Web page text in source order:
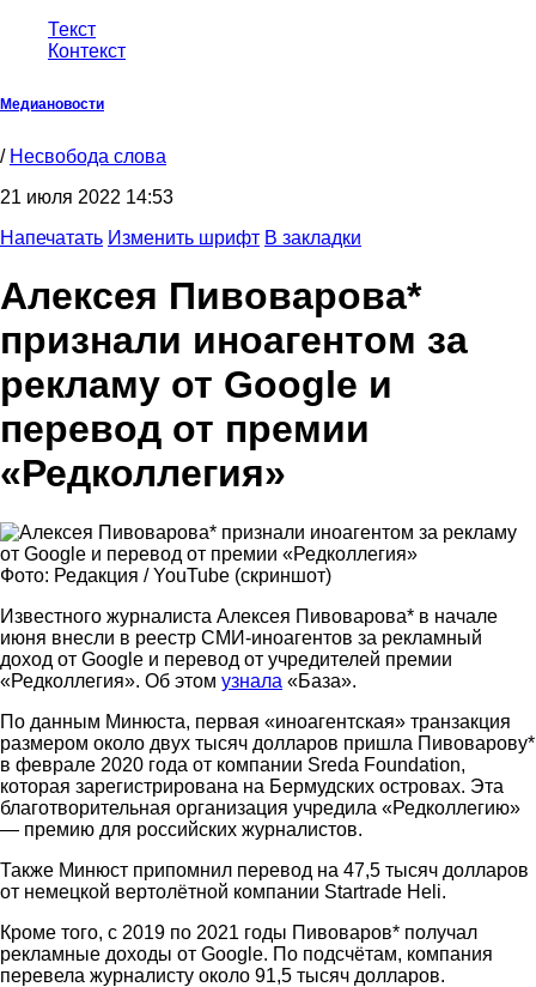
Текст
Контекст
Медиановости
/ Несвобода слова
21 июля 2022 14:53
Напечатать Изменить шрифт В закладки
Алексея Пивоварова*
признали иноагентом за
рекламу от Google и
перевод от премии
«Редколлегия»
Фото: Редакция / YouTube (скриншот)
Известного журналиста Алексея Пивоварова* в начале
июня внесли в реестр СМИ-иноагентов за рекламный
доход от Google и перевод от учредителей премии
«Редколлегия». Об этом узнала «База».
По данным Минюста, первая «иноагентская» транзакция
размером около двух тысяч долларов пришла Пивоварову*
в феврале 2020 года от компании Sreda Foundation,
которая зарегистрирована на Бермудских островах. Эта
благотворительная организация учредила «Редколлегию»
— премию для российских журналистов.
Также Минюст припомнил перевод на 47,5 тысяч долларов
от немецкой вертолётной компании Startrade Heli.
Кроме того, с 2019 по 2021 годы Пивоваров* получал
рекламные доходы от Google. По подсчётам, компания
перевела журналисту около 91,5 тысяч долларов.